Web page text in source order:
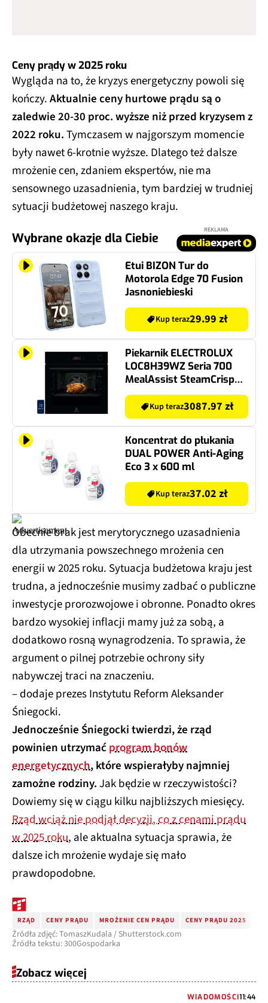
Ceny prądy w 2025 roku
Wygląda na to, że kryzys energetyczny powoli się
kończy.Aktualnie ceny hurtowe prądu są o
zaledwie 20-30 proc. wyższe niż przed kryzysem z
2022 roku.Tymczasem w najgorszym momencie
były nawet 6-krotnie wyższe. Dlatego też dalsze
mrożenie cen, zdaniem ekspertów, nie ma
sensownego uzasadnienia, tym bardziej w trudniej
sytuacji budżetowej naszego kraju.
Wybrane okazje dla Ciebie
REKLAMA
Etui BIZON Tur do
Motorola Edge 70 Fusion
Jasnoniebieski
Kup teraz29.99 zł
Piekarnik ELECTROLUX
LOC8H39WZ Seria 700
MealAssist SteamCrisp
Elektryczny parowy
Czarny A+
Kup teraz3087.97 zł
Koncentrat do płukania
DUAL POWER Anti-Aging
Eco 3 x 600 ml
Kup teraz37.02 zł
Obecnie brak jest merytorycznego uzasadnienia
dla utrzymania powszechnego mrożenia cen
energii w 2025 roku. Sytuacja budżetowa kraju jest
trudna, a jednocześnie musimy zadbać o publiczne
inwestycje prorozwojowe i obronne. Ponadto okres
bardzo wysokiej inflacji mamy już za sobą, a
dodatkowo rosną wynagrodzenia. To sprawia, że
argument o pilnej potrzebie ochrony siły
nabywczej traci na znaczeniu.
– dodaje prezes Instytutu Reform Aleksander
Śniegocki.
Jednocześnie Śniegocki twierdzi, że rząd
powinien utrzymaćprogram bonów
energetycznych, które wspierałyby najmniej
zamożne rodziny.Jak będzie w rzeczywistości?
Dowiemy się w ciągu kilku najbliższych miesięcy.
Rząd wciąż nie podjął decyzji, co z cenami prądu
w 2025 roku, ale aktualna sytuacja sprawia, że
dalsze ich mrożenie wydaje się mało
prawdopodobne.
RZĄD CENY PRĄDU MROŻENIE CEN PRĄDU CENY PRĄDU 2025
Źródła zdjęć: TomaszKudala / Shutterstock.com
Źródła tekstu: 300Gospodarka
Zobacz więcej
WIADOMOŚCI11:44